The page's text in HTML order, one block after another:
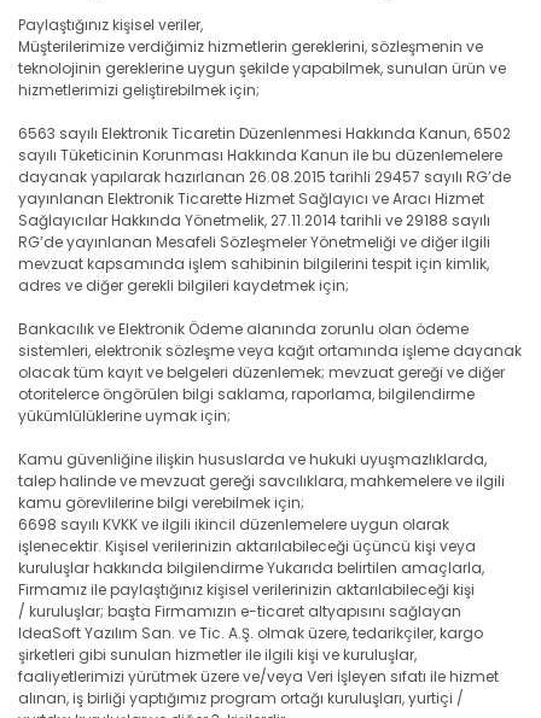
Paylaştığınız kişisel veriler,
Müşterilerimize verdiğimiz hizmetlerin gereklerini, sözleşmenin ve
teknolojinin gereklerine uygun şekilde yapabilmek, sunulan ürün ve
hizmetlerimizi geliştirebilmek için;
6563 sayılı Elektronik Ticaretin Düzenlenmesi Hakkında Kanun, 6502
sayılı Tüketicinin Korunması Hakkında Kanun ile bu düzenlemelere
dayanak yapılarak hazırlanan 26.08.2015 tarihli 29457 sayılı RG’de
yayınlanan Elektronik Ticarette Hizmet Sağlayıcı ve Aracı Hizmet
Sağlayıcılar Hakkında Yönetmelik, 27.11.2014 tarihli ve 29188 sayılı
RG’de yayınlanan Mesafeli Sözleşmeler Yönetmeliği ve diğer ilgili
mevzuat kapsamında işlem sahibinin bilgilerini tespit için kimlik,
adres ve diğer gerekli bilgileri kaydetmek için;
Bankacılık ve Elektronik Ödeme alanında zorunlu olan ödeme
sistemleri, elektronik sözleşme veya kağıt ortamında işleme dayanak
olacak tüm kayıt ve belgeleri düzenlemek; mevzuat gereği ve diğer
otoritelerce öngörülen bilgi saklama, raporlama, bilgilendirme
yükümlülüklerine uymak için;
Kamu güvenliğine ilişkin hususlarda ve hukuki uyuşmazlıklarda,
talep halinde ve mevzuat gereği savcılıklara, mahkemelere ve ilgili
kamu görevlilerine bilgi verebilmek için;
6698 sayılı KVKK ve ilgili ikincil düzenlemelere uygun olarak
işlenecektir. Kişisel verilerinizin aktarılabileceği üçüncü kişi veya
kuruluşlar hakkında bilgilendirme Yukarıda belirtilen amaçlarla,
Firmamız ile paylaştığınız kişisel verilerinizin aktarılabileceği kişi
/ kuruluşlar; başta Firmamızın e-ticaret altyapısını sağlayan
IdeaSoft Yazılım San. ve Tic. A.Ş. olmak üzere, tedarikçiler, kargo
şirketleri gibi sunulan hizmetler ile ilgili kişi ve kuruluşlar,
faaliyetlerimizi yürütmek üzere ve/veya Veri İşleyen sıfatı ile hizmet
alınan, iş birliği yaptığımız program ortağı kuruluşları, yurtiçi /